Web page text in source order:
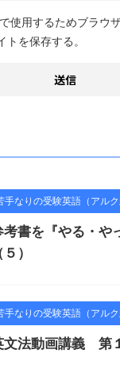
使用するためブラウ
を保存する。
手なりの受験英語（アルク
考書を『やる・や
５）
手なりの受験英語（アルク
文法動画講義 第